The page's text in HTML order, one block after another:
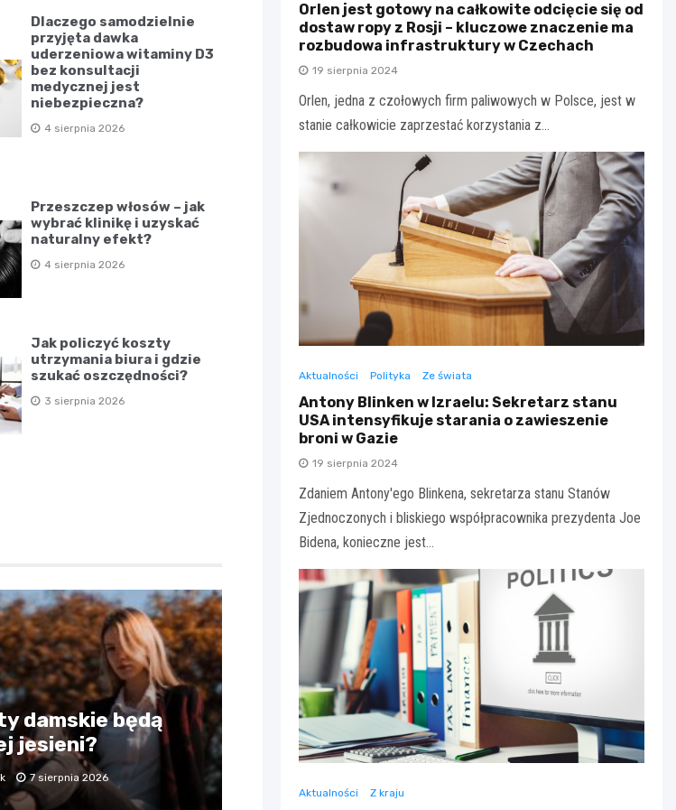
Dlaczego samodzielnie
przyjęta dawka
uderzeniowa witaminy D3
bez konsultacji
medycznej jest
niebezpieczna?
4 sierpnia 2026
Przeszczep włosów – jak
wybrać klinikę i uzyskać
naturalny efekt?
4 sierpnia 2026
Jak policzyć koszty
utrzymania biura i gdzie
szukać oszczędności?
3 sierpnia 2026
damskie będą
jesieni?
7 sierpnia 2026
Orlen jest gotowy na całkowite odcięcie się od
dostaw ropy z Rosji – kluczowe znaczenie ma
rozbudowa infrastruktury w Czechach
19 sierpnia 2024
Orlen, jedna z czołowych firm paliwowych w Polsce, jest w
stanie całkowicie zaprzestać korzystania z…
Aktualności Polityka Ze świata
Antony Blinken w Izraelu: Sekretarz stanu
USA intensyfikuje starania o zawieszenie
broni w Gazie
19 sierpnia 2024
Zdaniem Antony'ego Blinkena, sekretarza stanu Stanów
Zjednoczonych i bliskiego współpracownika prezydenta Joe
Bidena, konieczne jest…
Aktualności Z kraju